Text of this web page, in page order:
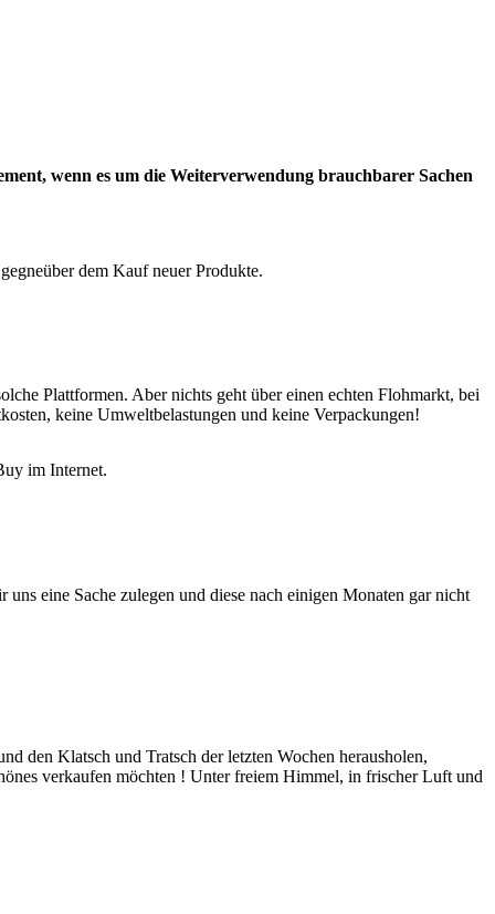
wenn es um die Weiterverwendung brauchbarer Sachen
dem Kauf neuer Produkte.
Plattformen. Aber nichts geht über einen echten Flohmarkt, bei
keine Umweltbelastungen und keine Verpackungen!
im Internet.
eine Sache zulegen und diese nach einigen Monaten gar nicht
den Klatsch und Tratsch der letzten Wochen herausholen,
verkaufen möchten ! Unter freiem Himmel, in frischer Luft und